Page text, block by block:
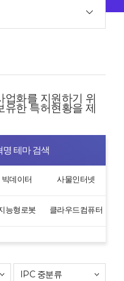
업화를 지원하기 위
한 특허현황을 제
테마 검색
빅데이터 사물인터넷
능형로봇 클라우드컴퓨터